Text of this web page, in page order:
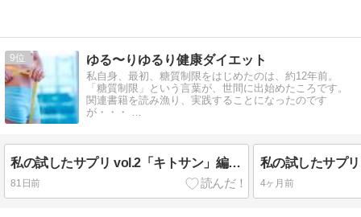
9 ゆる〜りゆるり健康ダイエット
私自身、最初、糖質制限をはじめたのは、約12年前。
「糖質制限」という言葉が、世間に出始めたころです。
関連書籍を読み漁り、実践することになったのです
が・・・ …
私の試したサプリ vol.2「キトサン」編 リニューアル版
81日前 4ヶ月前